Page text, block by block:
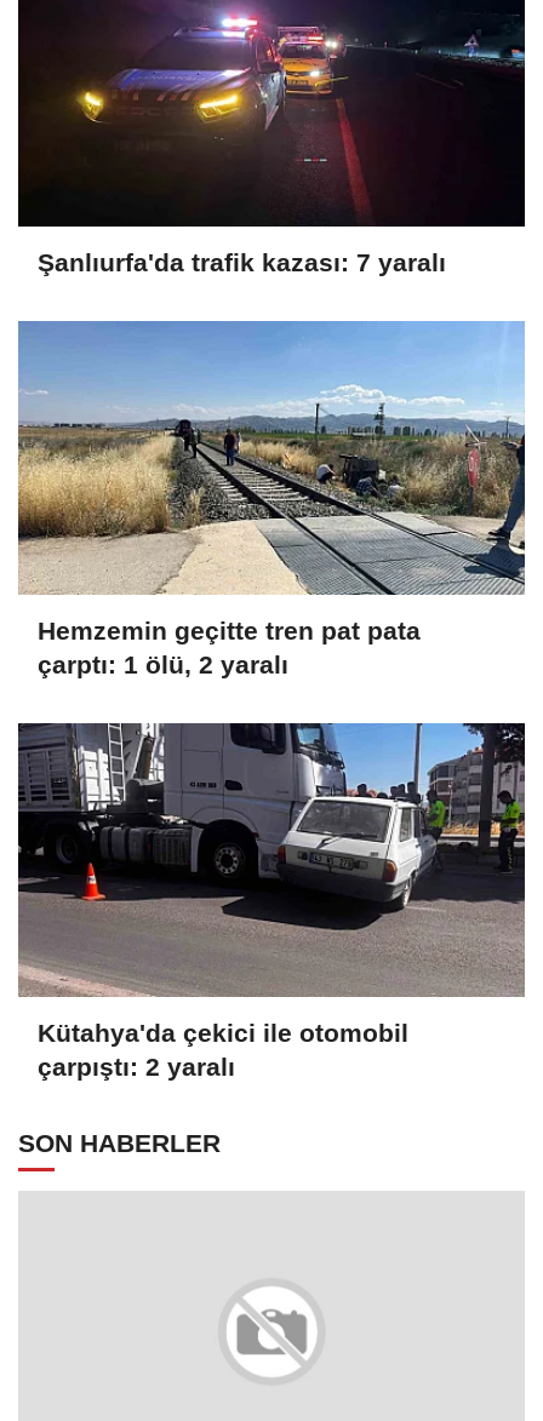
Şanlıurfa'da trafik kazası: 7 yaralı
Hemzemin geçitte tren pat pata
çarptı: 1 ölü, 2 yaralı
Kütahya'da çekici ile otomobil
çarpıştı: 2 yaralı
SON HABERLER